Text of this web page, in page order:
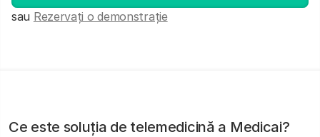
sau Rezervați o demonstrație
Ce este soluția de telemedicină a Medicai?